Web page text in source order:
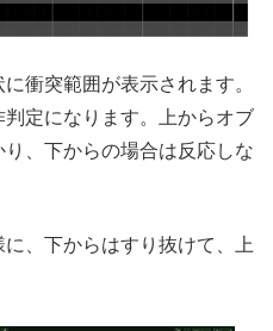
衝突範囲が表示されます。
定になります。上からオブ
、下からの場合は反応しな
、下からはすり抜けて、上